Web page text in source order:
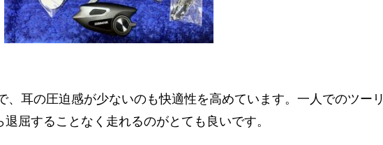
、耳の圧迫感が少ないのも快適性を高めています。一人でのツーリ
屈することなく走れるのがとても良いです。